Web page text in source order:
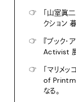
☞
「山室眞
クション
☞
『ブック
Activist 展
☞
「マリメ
of
なる。